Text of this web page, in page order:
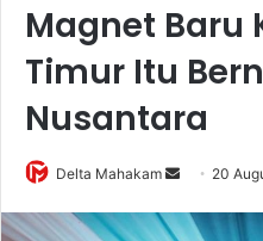
Magnet Baru
Timur Itu
Nusantara
Delta Mahakam
n
20